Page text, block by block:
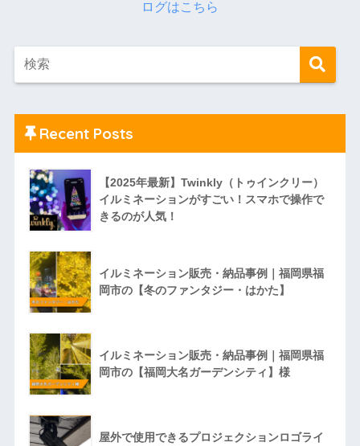
Recent Posts
【2025年最新】Twinkly（トゥインクリー）
イルミネーションがすごい！スマホで操作で
きるのが人気！
イルミネーション販売・納品事例｜福岡県福
岡市の【冬のファンタジー・はかた】
イルミネーション販売・納品事例｜福岡県福
岡市の【福岡大名ガーデンシティ】様
屋外で使用できるプロジェクションロゴライ